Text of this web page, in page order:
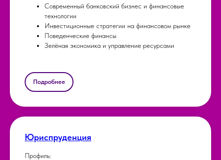
Современный банковский бизнес и финансовые
технологии
Инвестиционные стратегии на финансовом рынке
Поведенческие финансы
Зелёная экономика и управление ресурсами
Подробнее
Юриспруденция
Профиль: